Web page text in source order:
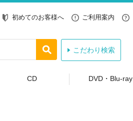
初めてのお客様へ ご利用案内
こだわり検索
CD DVD・Blu-ray